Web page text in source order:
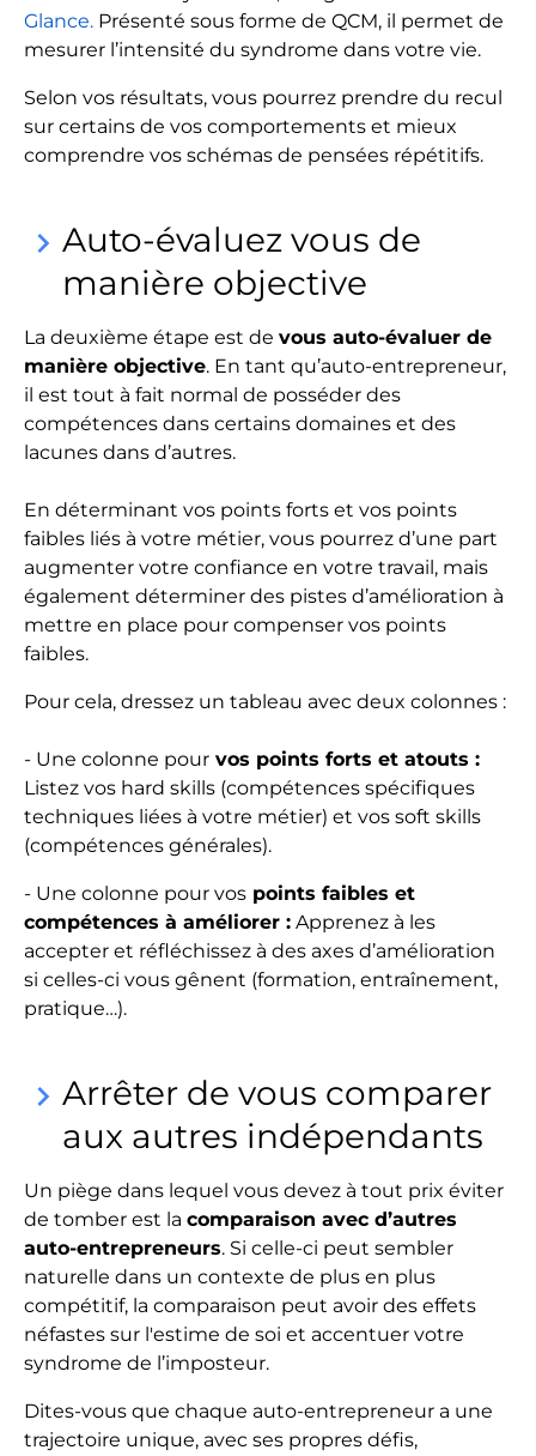
Glance. Présenté sous forme de QCM, il permet de
mesurer l’intensité du syndrome dans votre vie.
Selon vos résultats, vous pourrez prendre du recul
sur certains de vos comportements et mieux
comprendre vos schémas de pensées répétitifs.
keyboard_arrow_right Auto-évaluez vous de
manière objective
La deuxième étape est de vous auto-évaluer de
manière objective. En tant qu’auto-entrepreneur,
il est tout à fait normal de posséder des
compétences dans certains domaines et des
lacunes dans d’autres.
En déterminant vos points forts et vos points
faibles liés à votre métier, vous pourrez d’une part
augmenter votre confiance en votre travail, mais
également déterminer des pistes d’amélioration à
mettre en place pour compenser vos points
faibles.
Pour cela, dressez un tableau avec deux colonnes :
- Une colonne pour vos points forts et atouts :
Listez vos hard skills (compétences spécifiques
techniques liées à votre métier) et vos soft skills
(compétences générales).
- Une colonne pour vos points faibles et
compétences à améliorer : Apprenez à les
accepter et réfléchissez à des axes d’amélioration
si celles-ci vous gênent (formation, entraînement,
pratique…).
keyboard_arrow_right Arrêter de vous comparer
aux autres indépendants
Un piège dans lequel vous devez à tout prix éviter
de tomber est la comparaison avec d’autres
auto-entrepreneurs. Si celle-ci peut sembler
naturelle dans un contexte de plus en plus
compétitif, la comparaison peut avoir des effets
néfastes sur l'estime de soi et accentuer votre
syndrome de l’imposteur.
Dites-vous que chaque auto-entrepreneur a une
trajectoire unique, avec ses propres défis,